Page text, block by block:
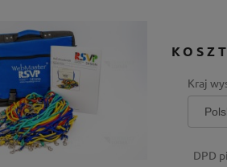
Kraj
DPD